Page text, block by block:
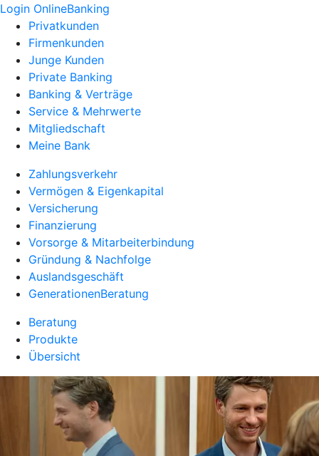
Login OnlineBanking
Privatkunden
Firmenkunden
Junge Kunden
Private Banking
Banking & Verträge
Service & Mehrwerte
Mitgliedschaft
Meine Bank
Zahlungsverkehr
Vermögen & Eigenkapital
Versicherung
Finanzierung
Vorsorge & Mitarbeiterbindung
Gründung & Nachfolge
Auslandsgeschäft
GenerationenBeratung
Beratung
Produkte
Übersicht